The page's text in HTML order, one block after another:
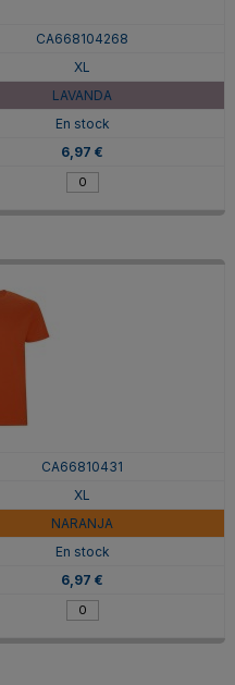
CA668104268
XL
LAVANDA
En stock
6,97 €
CA66810431
XL
NARANJA
En stock
6,97 €